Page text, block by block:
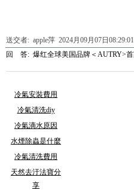
送交者: apple萍 2024月09月07日
回 答: 爆红全球美国品牌＜AUTRY>
冷氣安裝費用
冷氣清洗diy
冷氣滴水原因
水煙除蟲是什麼
冷氣清洗費用
天然去汙法寶分
享